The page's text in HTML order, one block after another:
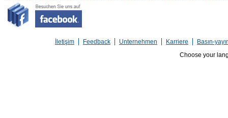
İletişim Feedback Unternehmen Karriere
Basın-
Choose your